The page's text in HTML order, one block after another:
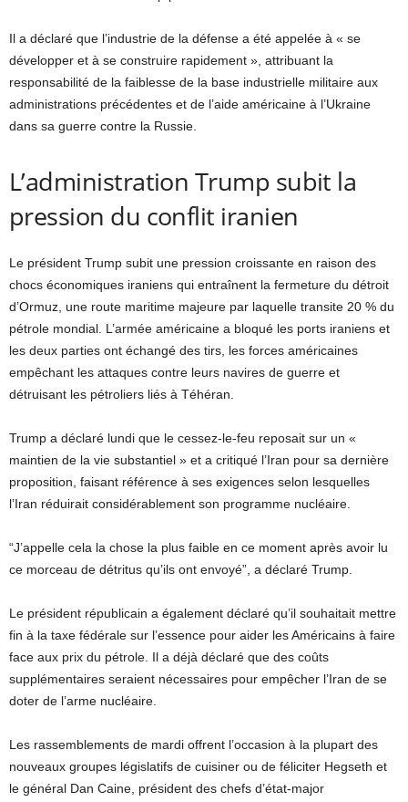
Il a déclaré que l’industrie de la défense a été appelée à « se
développer et à se construire rapidement », attribuant la
responsabilité de la faiblesse de la base industrielle militaire aux
administrations précédentes et de l’aide américaine à l’Ukraine
dans sa guerre contre la Russie.
L’administration Trump subit la
pression du conflit iranien
Le président Trump subit une pression croissante en raison des
chocs économiques iraniens qui entraînent la fermeture du détroit
d’Ormuz, une route maritime majeure par laquelle transite 20 % du
pétrole mondial. L’armée américaine a bloqué les ports iraniens et
les deux parties ont échangé des tirs, les forces américaines
empêchant les attaques contre leurs navires de guerre et
détruisant les pétroliers liés à Téhéran.
Trump a déclaré lundi que le cessez-le-feu reposait sur un «
maintien de la vie substantiel » et a critiqué l’Iran pour sa dernière
proposition, faisant référence à ses exigences selon lesquelles
l’Iran réduirait considérablement son programme nucléaire.
“J’appelle cela la chose la plus faible en ce moment après avoir lu
ce morceau de détritus qu’ils ont envoyé”, a déclaré Trump.
Le président républicain a également déclaré qu’il souhaitait mettre
fin à la taxe fédérale sur l’essence pour aider les Américains à faire
face aux prix du pétrole. Il a déjà déclaré que des coûts
supplémentaires seraient nécessaires pour empêcher l’Iran de se
doter de l’arme nucléaire.
Les rassemblements de mardi offrent l’occasion à la plupart des
nouveaux groupes législatifs de cuisiner ou de féliciter Hegseth et
le général Dan Caine, président des chefs d’état-major